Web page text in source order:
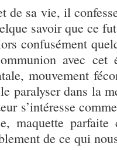
de sa vie, il
savoir que ce
confusément
avec cet
mouvement
paralyser dans la
s’intéresse
maquette parfaite
de ce qui